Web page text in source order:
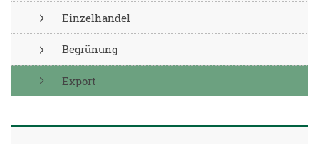
Einzelhandel
Begrünung
Export